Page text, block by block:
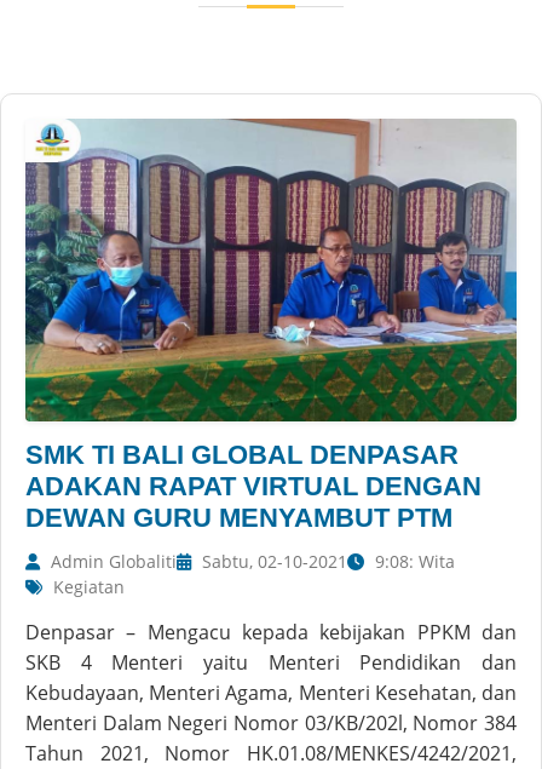
SMK TI BALI GLOBAL DENPASAR
ADAKAN RAPAT VIRTUAL DENGAN
DEWAN GURU MENYAMBUT PTM
Admin Globaliti Sabtu, 02-10-2021
9:08: Wita
Kegiatan
Denpasar – Mengacu kepada kebijakan PPKM dan
SKB 4 Menteri yaitu Menteri Pendidikan dan
Kebudayaan, Menteri Agama, Menteri Kesehatan, dan
Menteri Dalam Negeri Nomor 03/KB/202l, Nomor 384
Tahun 2021, Nomor HK.01.08/MENKES/4242/2021,